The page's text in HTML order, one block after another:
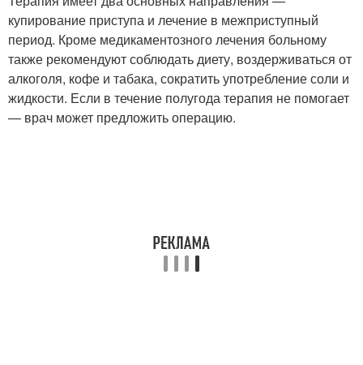
купирование приступа и лечение в межприступный
период. Кроме медикаментозного лечения больному
также рекомендуют соблюдать диету, воздерживаться от
алкоголя, кофе и табака, сократить употребление соли и
жидкости. Если в течение полугода терапия не помогает
— врач может предложить операцию.